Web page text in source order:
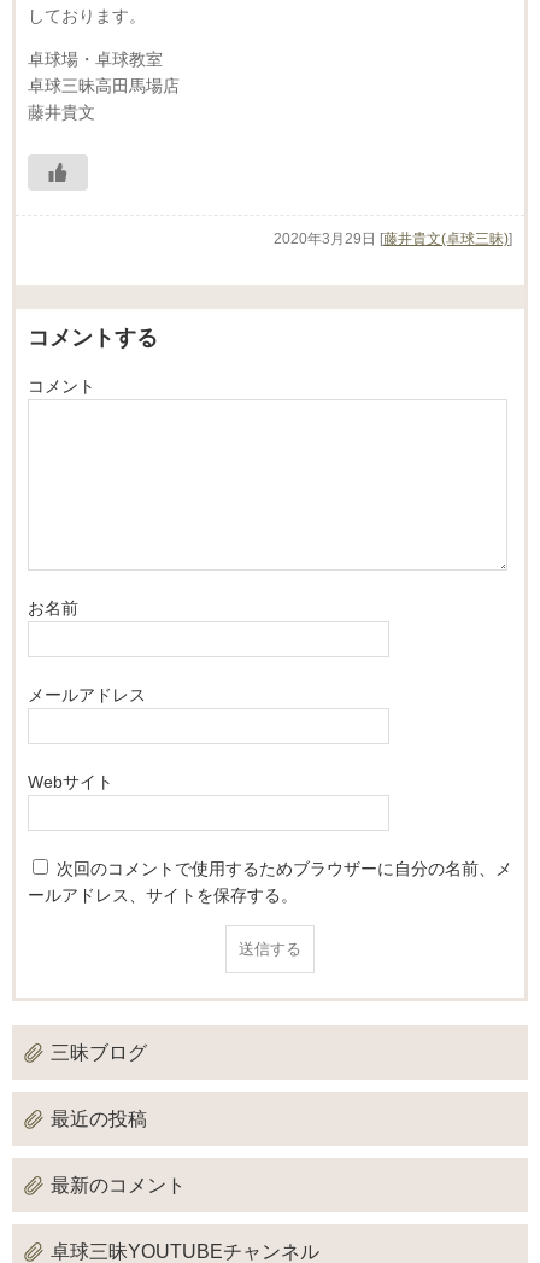
しております。
卓球場・卓球教室
卓球三昧高田馬場店
藤井貴文
2020年3月29日 [藤井貴文(卓球三昧)]
コメントする
コメント
お名前
メールアドレス
Webサイト
次回のコメントで使用するためブラウザーに自分の名前、メ
ールアドレス、サイトを保存する。
三昧ブログ
最近の投稿
最新のコメント
卓球三昧YOUTUBEチャンネル